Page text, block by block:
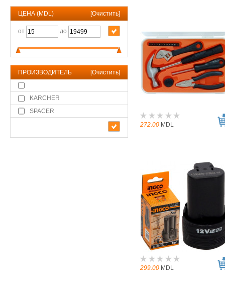
ЦЕНА (MDL) [Очистить]
от до
ПРОИЗВОДИТЕЛЬ [Очистить]
KARCHER
SPACER
272.00 MDL
299.00 MDL